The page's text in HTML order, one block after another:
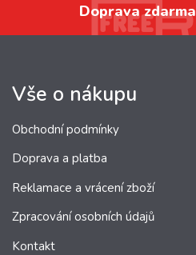
Doprava zdarma
Vše o nákupu
Obchodní podmínky
Doprava a platba
Reklamace a vrácení zboží
Zpracování osobních údajů
Kontakt